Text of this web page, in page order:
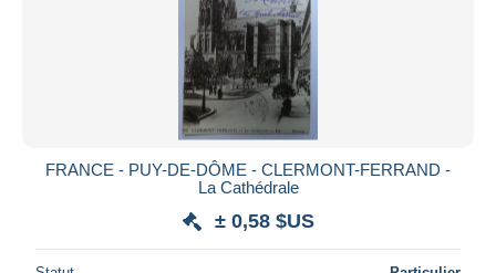
FRANCE - PUY-DE-DÔME - CLERMONT-FERRAND -
La Cathédrale
± 0,58 $US